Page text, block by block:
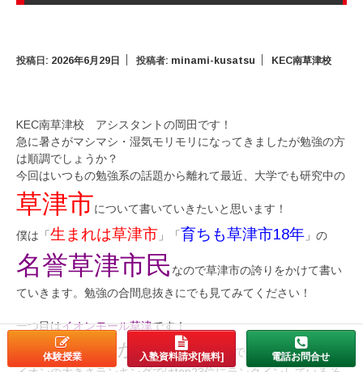
体験授業 入塾資料請求[無料] 電話お問合せ
投稿日: 2026年6月29日 投稿者: minami-kusatsu KEC南草津校
KEC南草津校 アシスタントの岡田です！
急に暑さがマシマシ・湿気モリモリになってきましたが勉強の方
は順調でしょうか？
今回はいつもの勉強系の話題から離れて最近、大学でも研究中の
草津市について書いていきたいと思います！
僕は「生まれは草津市 」「育ちも草津市18年 」の
名誉草津市民 なので草津市の誇りをかけて書い
ていきます。勉強の合間息抜きにでも見てみてください！
一つ目はイオンモール草津です！
とにかくでかい。県内で一番でかいイオンで全国